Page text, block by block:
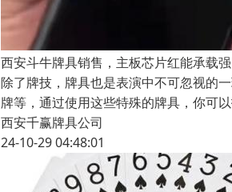
西安斗牛牌具销售，主板芯片红能承载强
除了牌技，牌具也是表演中不可忽视的
牌等，通过使用这些特殊的牌具，你可
西安千赢牌具公司
24-10-29 04:48:01